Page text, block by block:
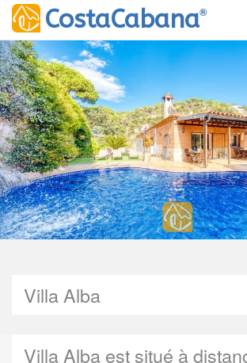
CostaCabana®
Villa Alba
Villa Alba est situé à